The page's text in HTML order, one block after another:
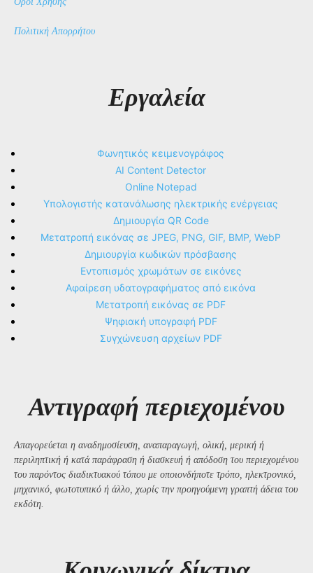
Πολιτική Απορρήτου
Εργαλεία
Φωνητικός κειμενογράφος
AI Content Detector
Online Notepad
Υπολογιστής κατανάλωσης ηλεκτρικής ενέργειας
Δημιουργία QR Code
Μετατροπή εικόνας σε JPEG, PNG, GIF, BMP, WebP
Δημιουργία κωδικών πρόσβασης
Εντοπισμός χρωμάτων σε εικόνες
Αφαίρεση υδατογραφήματος από εικόνα
Μετατροπή εικόνας σε PDF
Ψηφιακή υπογραφή PDF
Συγχώνευση αρχείων PDF
Αντιγραφή περιεχομένου
Απαγορεύεται η αναδημοσίευση, αναπαραγωγή, ολική, μερική ή
περιληπτική ή κατά παράφραση ή διασκευή ή απόδοση του περιεχομένου
του παρόντος διαδικτυακού τόπου με οποιονδήποτε τρόπο, ηλεκτρονικό,
μηχανικό, φωτοτυπικό ή άλλο, χωρίς την προηγούμενη γραπτή άδεια του
εκδότη.